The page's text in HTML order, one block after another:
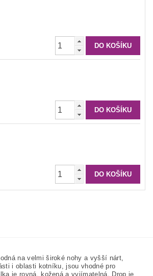
na velmi široké nohy a vyšší nárt,
i oblasti kotníku, jsou vhodné pro
je rovná, kožená a vyjímatelná. Drop je